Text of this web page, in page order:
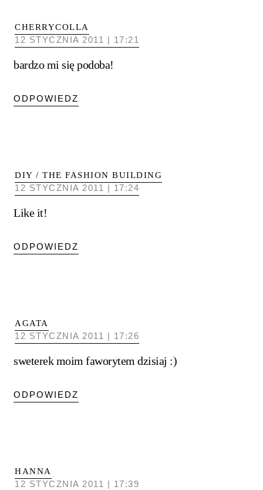
CHERRYCOLLA
12 STYCZNIA 2011 | 17:21
bardzo mi się podoba!
ODPOWIEDZ
DIY / THE FASHION BUILDING
12 STYCZNIA 2011 | 17:24
Like it!
ODPOWIEDZ
AGATA
12 STYCZNIA 2011 | 17:26
sweterek moim faworytem dzisiaj :)
ODPOWIEDZ
HANNA
12 STYCZNIA 2011 | 17:39